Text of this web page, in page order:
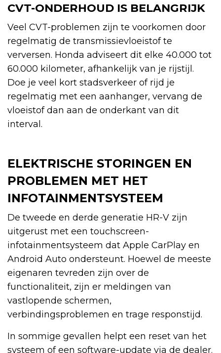
CVT-ONDERHOUD IS BELANGRIJK
Veel CVT-problemen zijn te voorkomen door
regelmatig de transmissievloeistof te
verversen. Honda adviseert dit elke 40.000 tot
60.000 kilometer, afhankelijk van je rijstijl.
Doe je veel kort stadsverkeer of rijd je
regelmatig met een aanhanger, vervang de
vloeistof dan aan de onderkant van dit
interval.
ELEKTRISCHE STORINGEN EN
PROBLEMEN MET HET
INFOTAINMENTSYSTEEM
De tweede en derde generatie HR-V zijn
uitgerust met een touchscreen-
infotainmentsysteem dat Apple CarPlay en
Android Auto ondersteunt. Hoewel de meeste
eigenaren tevreden zijn over de
functionaliteit, zijn er meldingen van
vastlopende schermen,
verbindingsproblemen en trage responstijd.
In sommige gevallen helpt een reset van het
systeem of een software-update via de dealer.